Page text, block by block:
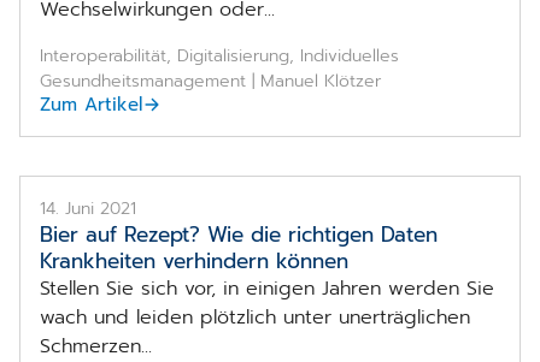
Wechselwirkungen oder...
Interoperabilität, Digitalisierung, Individuelles
Gesundheitsmanagement | Manuel Klötzer
Zum Artikel
14. Juni 2021
Bier auf Rezept? Wie die richtigen Daten
Krankheiten verhindern können
Stellen Sie sich vor, in einigen Jahren werden Sie
wach und leiden plötzlich unter unerträglichen
Schmerzen...